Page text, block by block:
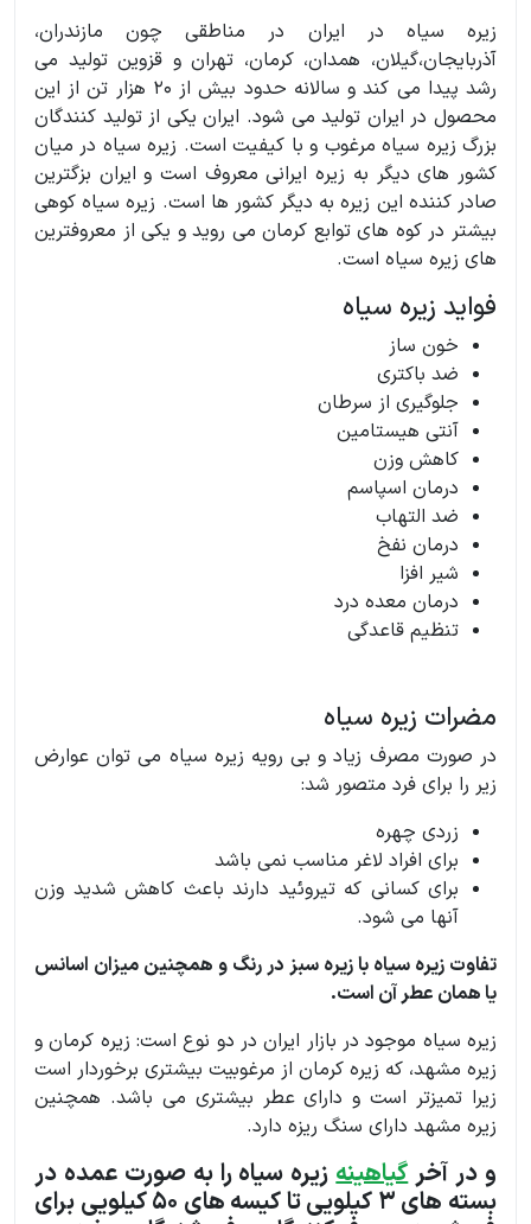
زیره سیاه در ایران در مناطقی چون مازندران،
آذربایجان،گیلان، همدان، کرمان، تهران و قزوین تولید می
رشد پیدا می کند و سالانه حدود بیش از 20 هزار تن از این
محصول در ایران تولید می شود. ایران یکی از تولید کنندگان
بزرگ زیره سیاه مرغوب و با کیفیت است. زیره سیاه در میان
کشور های دیگر به زیره ایرانی معروف است و ایران بزگترین
صادر کننده این زیره به دیگر کشور ها است. زیره سیاه کوهی
بیشتر در کوه های توابع کرمان می روید و یکی از معروفترین
های زیره سیاه است.
فواید زیره سیاه
خون ساز
ضد باکتری
جلوگیری از سرطان
آنتی هیستامین
کاهش وزن
درمان اسپاسم
ضد التهاب
درمان نفخ
شیر افزا
درمان معده درد
تنظیم قاعدگی
مضرات زیره سیاه
در صورت مصرف زیاد و بی رویه زیره سیاه می توان عوارض
زیر را برای فرد متصور شد:
زردی چهره
برای افراد لاغر مناسب نمی باشد
برای کسانی که تیروئید دارند باعث کاهش شدید وزن
آنها می شود.
تفاوت زیره سیاه با زیره سبز در رنگ و همچنین میزان اسانس
یا همان عطر آن است.
زیره سیاه موجود در بازار ایران در دو نوع است: زیره کرمان و
زیره مشهد، که زیره کرمان از مرغوبیت بیشتری برخوردار است
زیرا تمیزتر است و دارای عطر بیشتری می باشد. همچنین
زیره مشهد دارای سنگ ریزه دارد.
و در آخرگیاهینهزیره سیاه را به صورت عمده در
بسته های 3 کیلویی تا کیسه های 50 کیلویی برای